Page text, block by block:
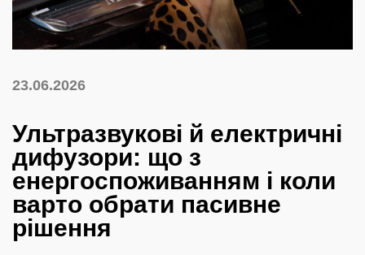
23.06.2026
Ультразвукові й електричні
дифузори: що з
енергоспоживанням і коли
варто обрати пасивне
рішення